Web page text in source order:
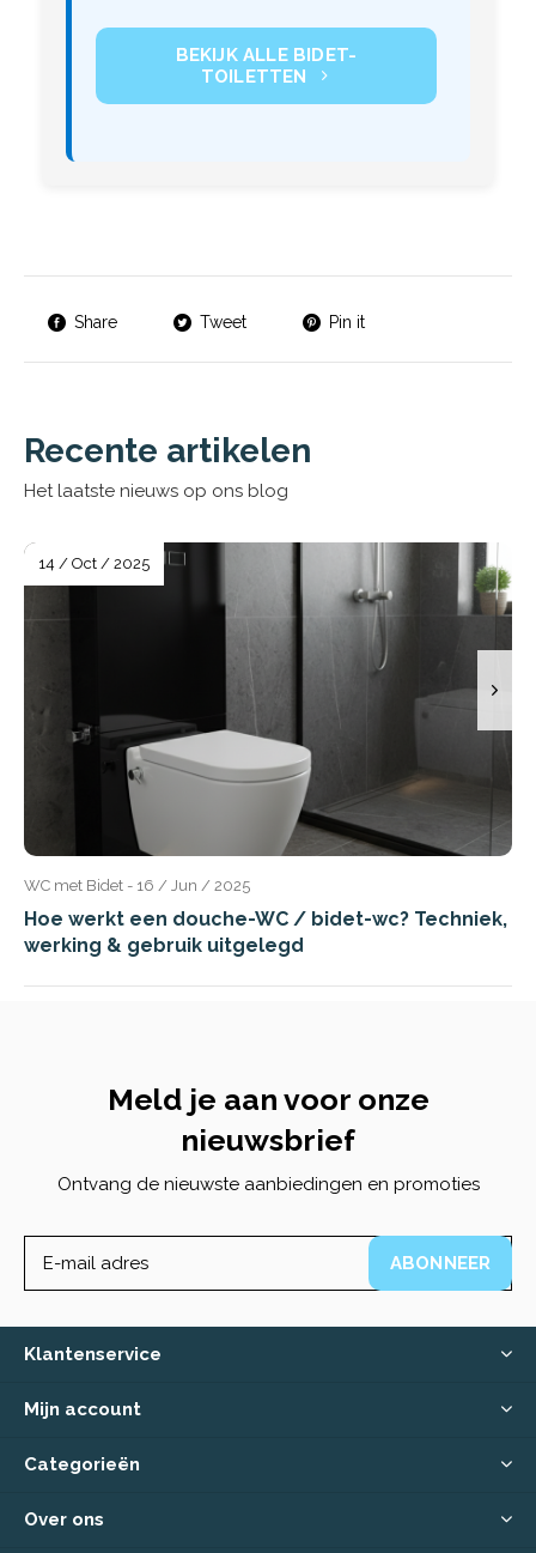
BEKIJK ALLE BIDET-
TOILETTEN
Share Tweet Pin it
Recente artikelen
Het laatste nieuws op ons blog
14 / Oct / 2025
WC met Bidet - 16 / Jun / 2025
Hoe werkt een douche-WC / bidet-wc? Techniek,
werking & gebruik uitgelegd
Meld je aan voor onze
nieuwsbrief
Ontvang de nieuwste aanbiedingen en promoties
ABONNEER
Klantenservice
Mijn account
Categorieën
Over ons